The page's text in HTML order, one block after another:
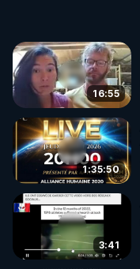
16:55
1:35:50
3:41